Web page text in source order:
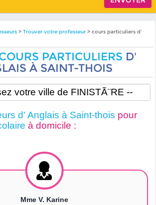
> Trouver votre professeur> cours particuliers d'
PARTICULIERS D'
À SAINT-THOIS
d' Anglais à Saint-thois pour
à domicile :
Mme V. Karine